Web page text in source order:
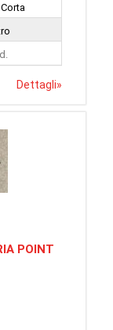
Dettagli»
POINT